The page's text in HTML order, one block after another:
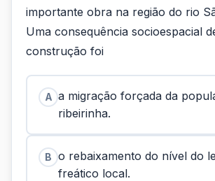
importante obra na região do rio
Uma consequência socioespacial
construção foi
A a migração forçada da
ribeirinha.
B o rebaixamento do nível do
freático local.